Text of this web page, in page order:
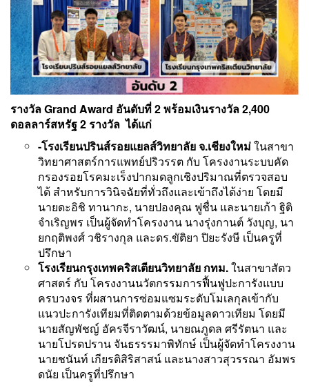
รางวัล Grand Award อันดับที่ 2 พร้อมเงินรางวัล 2,400
ดอลลาร์สหรัฐ2 รางวัล ได้แก่
-โรงเรียนปรินส์รอยแยลส์วิทยาลัย จ.เชียงใหม่ในสาขา
วิทยาศาสตร์การแพทย์ปริวรรต กับ โครงงานระบบคัด
กรองรอยโรคมะเร็งปากมดลูกเชิงปริมาณที่ตรวจสอบ
ได้ สำหรับการวินิจฉัยที่ทั่วถึงและเข้าถึงได้ง่าย โดยมี
นายดะอิชิ ทานากะ, นายปองคุณ ฟูชื่น และนายเก้า ฐิติ
จำเริญพร เป็นผู้จัดทำโครงงาน นางรุ่งกานต์ วังบุญ, นา
ยกฤติพงศ์ วชิรางกุล และดร.ขัติยา ปิยะรังษี เป็นครูที่
ปรึกษา
โรงเรียนกรุงเทพคริสเตียนวิทยาลัย กทม.ในสาขาสัตว
ศาสตร์ กับ โครงงานนวัตกรรมการฟื้นฟูปะการังแบบ
ครบวงจร ที่ผสานการซ่อมแซมระดับโมเลกุลเข้ากับ
แนวปะการังเทียมที่ติดตามด้วยข้อมูลดาวเทียม โดยมี
นายสัญพัชญ์ อัครจีราวัฒน์, นายณภูดล ศรีรัตนา และ
นายโปรดปราน จันธรรรมาพิทักษ์ เป็นผู้จัดทำโครงงาน
นายชนันท์ เกียรติสิริสาสน์ และนางสาวสุวรรณา อัมพร
ดนัย เป็นครูที่ปรึกษา